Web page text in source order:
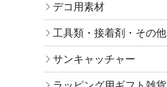
デコ用素材
工具類・接着剤・その他
サンキャッチャー